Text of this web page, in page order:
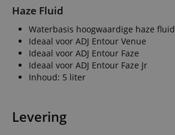
Haze Fluid
Waterbasis hoogwaardige haze fluid
Ideaal voor ADJ Entour Venue
Ideaal voor ADJ Entour Faze
Ideaal voor ADJ Entour Faze Jr
Inhoud: 5 liter
Levering